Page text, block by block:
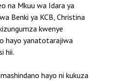
na Mkuu wa Idara ya
Benki ya KCB, Christina
kwenye
hayo yanatotarajiwa
hii.
hayo ni kukuza